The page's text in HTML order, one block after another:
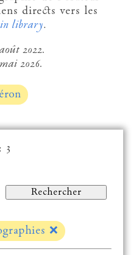
directs vers les
library.
2022.
2026.
3
❌